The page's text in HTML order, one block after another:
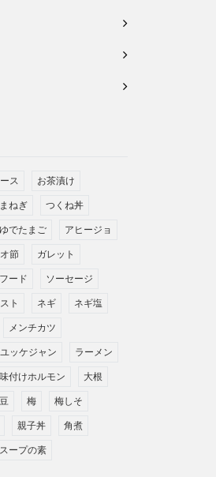
ス お茶漬け
ねぎ つくね丼
ゆでたまご アヒージョ
節 ガレット
ード ソーセージ
ト ネギ ネギ塩
メンチカツ
ユッケジャン ラーメン
味付けホルモン 大根
梅 梅しそ
親子丼 角煮
ープの素